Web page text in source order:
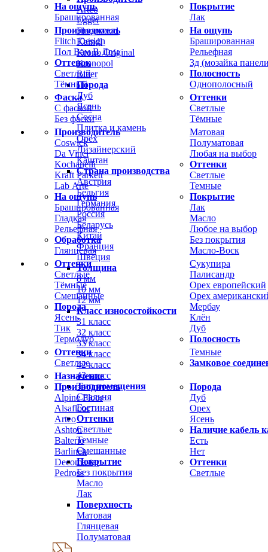
На ощупь
Брашированная
Покрытие
Лак
Производитель
Flitch Design
Пол Вам В Дом
Оттенок
Светлый
Тёмный
На ощупь
Брашированная
Рельефная
3д (мозайка
Полосность
Однополосный
Фаска
С фаской
Без фаски
Оттенки
Светлые
Тёмные
Производитель
Coswick
Da Vinci
Kochanelli
Kraft Parkett
Lab Arte
На ощупь
Брашированная
Гладкая
Рельефная
Обработка
Глянцевая
Матовая
Полуматовая
Любая на выбор
Оттенки
Светлые
Темные
Покрытие
Лак
Масло
Любое на выбор
Без покрытия
Масло-Воск
Оттенки
Светлые
Тёмные
Смешанные
Порода
Ясень
Тик
Термодуб
Сукупира
Палисандр
Орех европейский
Орех
Мербау
Клён
Дуб
Полосность
Оттенки
Светлые
Темные
Замковое
Назначение
Производитель
Alpine Floor
Alsafloor
Arteo
Ashton
Balterio
Barlinek
Decomaster
Pedross
Порода
Дуб
Орех
Ясень
Наличие кабель
Есть
Нет
Оттенки
Светлые
Arteo
Egger
Floorwood
Kaindl
Krono Original
Kronopol
Ritter
Порода
Дуб
Ясень
Сосна
Плитка и камень
Орех
Дизайнерский
Каштан
Страна производства
Австрия
Бельгия
Германия
Россия
Беларусь
Китай
Франция
Швеция
Толщина
8 мм
10 мм
12 мм
Класс износостойкости
31 класс
32 класс
33 класс
34 класс
42 класс
43 класс
Тип помещения
Спальня
Гостиная
Оттенки
Светлые
Темные
Смешанные
Покрытие
Без покрытия
Масло
Лак
Поверхность
Матовая
Глянцевая
Полуматовая